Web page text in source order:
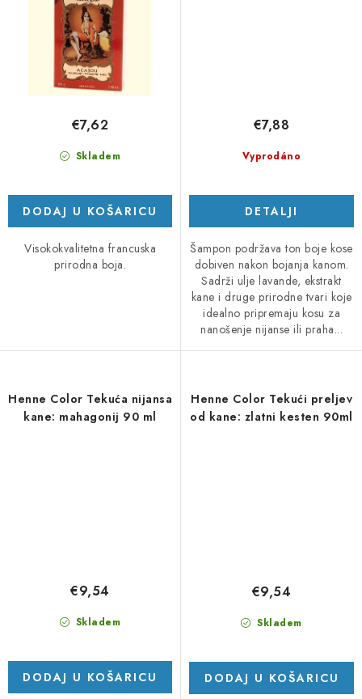
Skladem
€7,62
DODAJ U KOŠARICU
Visokokvalitetna francuska
prirodna boja.
Vyprodáno
€7,88
DETALJI
Šampon podržava ton boje kose
dobiven nakon bojanja kanom.
Sadrži ulje lavande, ekstrakt
kane i druge prirodne tvari koje
idealno pripremaju kosu za
nanošenje nijanse ili praha...
Henne Color Tekuća nijansa
kane: mahagonij 90 ml
Skladem
€9,54
DODAJ U KOŠARICU
Henne Color Tekući preljev
od kane: zlatni kesten 90ml
Skladem
€9,54
DODAJ U KOŠARICU